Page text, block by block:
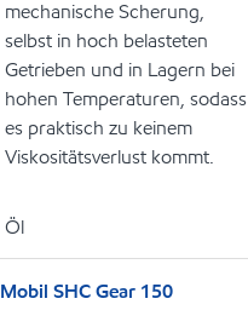
mechanische Scherung,
selbst in hoch belasteten
Getrieben und in Lagern bei
hohen Temperaturen, sodass
es praktisch zu keinem
Viskositätsverlust kommt.
Öl
Mobil SHC Gear 150